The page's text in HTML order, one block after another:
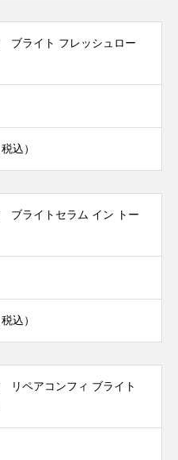
ブライト フレッシュロー
込）
ブライトセラム イン トー
込）
リペアコンフィ ブライト